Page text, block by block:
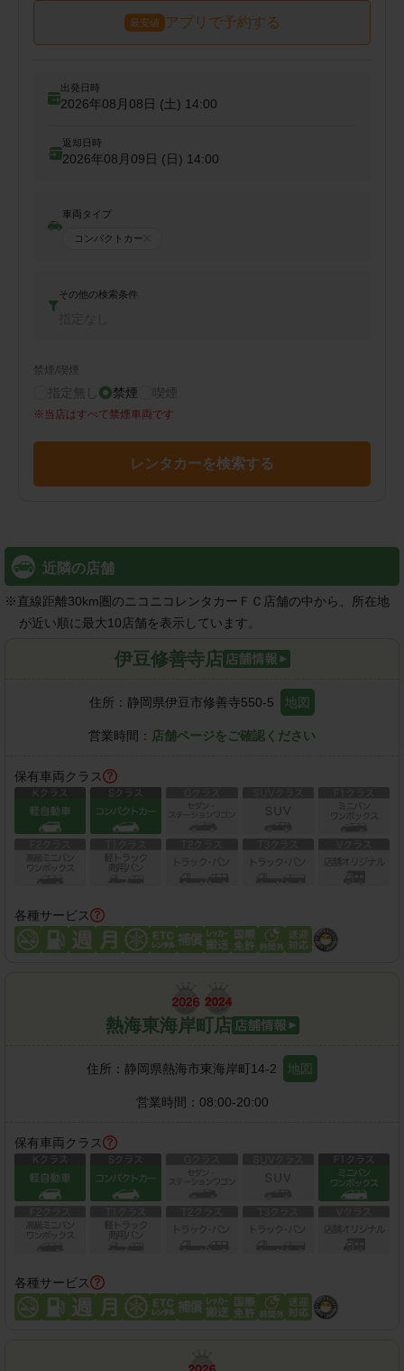
最安値 アプリで予約する
出発日時
2026年08月08日 (土) 14:00
返却日時
2026年08月09日 (日) 14:00
車両タイプ
コンパクトカー
その他の検索条件
禁煙/喫煙
指定無し 禁煙 喫煙
※ 当店はすべて禁煙車両です
レンタカーを検索する
近隣の店舗
※直線距離30km圏のニコニコレンタカーＦＣ店舗の中から、所在地
が近い順に最大10店舗を表示しています。
伊豆修善寺店
住所： 静岡県伊豆市修善寺550-5 地図
営業時間： 店舗ページをご確認ください
保有車両クラス
各種サービス
熱海東海岸町店
住所： 静岡県熱海市東海岸町14-2 地図
営業時間： 08:00-20:00
保有車両クラス
各種サービス